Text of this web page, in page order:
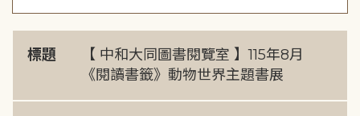
標題
【 中和大同圖書閱覽室 】115年8月
《閱讀書籤》動物世界主題書展